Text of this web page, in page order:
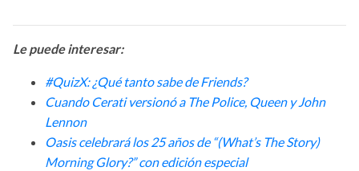
Le puede interesar:
#QuizX: ¿Qué tanto sabe de Friends?
Cuando Cerati versionó a The Police, Queen y John
Lennon
Oasis celebrará los 25 años de “(What’s The Story)
Morning Glory?” con edición especial